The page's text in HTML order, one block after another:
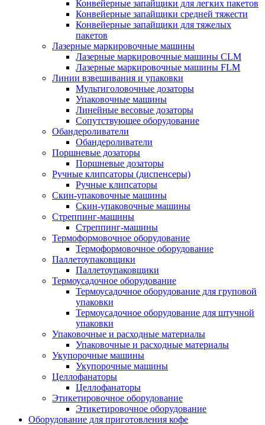
Конвейерные запайщики для легких пакетов
Конвейерные запайщики средней тяжести
Конвейерные запайщики для тяжелых
пакетов
Лазерные маркировочные машины
Лазерные маркировочные машины CLM
Лазерные маркировочные машины FLM
Линии взвешивания и упаковки
Мультиголовочные дозаторы
Упаковочные машины
Линейные весовые дозаторы
Сопутствующее оборудование
Обандероливатели
Обандероливатели
Поршневые дозаторы
Поршневые дозаторы
Ручные клипсаторы (диспенсеры)
Ручные клипсаторы
Скин-упаковочные машины
Скин-упаковочные машины
Стреппинг-машины
Стреппинг-машины
Термоформовочное оборудование
Термоформовочное оборудование
Паллетоупаковщики
Паллетоупаковщики
Термоусадочное оборудование
Термоусадочное оборудование для груповой
упаковки
Термоусадочное оборудование для штучной
упаковки
Упаковочные и расходные материалы
Упаковочные и расходные материалы
Укупорочные машины
Укупорочные машины
Целлофанаторы
Целлофанаторы
Этикетировочное оборудование
Этикетировочное оборудование
Оборудование для приготовления кофе